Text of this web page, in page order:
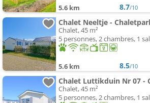
5.6 km 8.7/10
Chalet Neeltje -
Chalet, 45 m²
5 personnes, 2 chambres, 1
5.6 km 8.5/10
Chalet Luttikduin Nr 07 -
Chalet, 45 m²
5 personnes, 2 chambres, 1